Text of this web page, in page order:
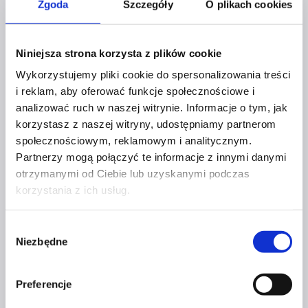
Zgoda Szczegóły O plikach cookies
Niniejsza strona korzysta z plików cookie
Wykorzystujemy pliki cookie do spersonalizowania treści
i reklam, aby oferować funkcje społecznościowe i
analizować ruch w naszej witrynie. Informacje o tym, jak
korzystasz z naszej witryny, udostępniamy partnerom
społecznościowym, reklamowym i analitycznym.
Partnerzy mogą połączyć te informacje z innymi danymi
otrzymanymi od Ciebie lub uzyskanymi podczas
korzystania z ich usług.
zgody
Niezbędne
Preferencje
i budować widoczność w znakomitym gronie,
kliknijTUTAJi umów się ze mną na kawę
online.
Magdalena Szewczuk
Gosia Wojciulewicz w cyklu wywiadów “Kobiety z Mocą